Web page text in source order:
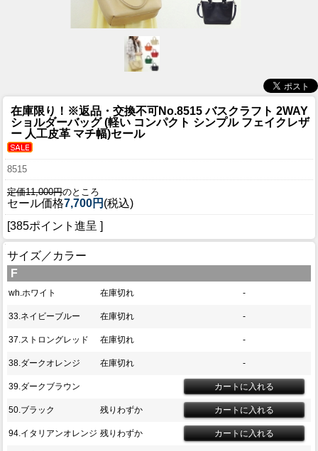
在庫限り！ ※返品・交換不可No.8515 バスクラフト 2WAY
ショルダーバッグ (軽い コンパクト シンプル フェイクレザ
ー 人工皮革 マチ幅)セール
8515
定価11,000円のところ
セール価格7,700円 (税込)
[385ポイント進呈 ]
サイズ／カラー
F
wh.ホワイト 在庫切れ -
33.ネイビーブルー 在庫切れ -
37.ストロングレッド 在庫切れ -
38.ダークオレンジ 在庫切れ -
39.ダークブラウン
50.ブラック 残りわずか
94.イタリアンオレンジ 残りわずか